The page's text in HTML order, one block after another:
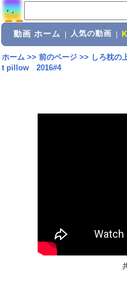
動画 ホーム 人気の動画
ホーム>> 前のページ>> しろ枕の
t pillow 2016#4